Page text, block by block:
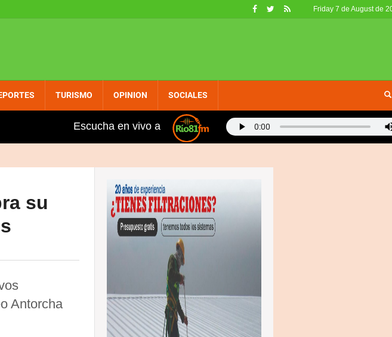
Friday 7 de August de
TURISMO OPINION SOCIALES
por nuevo récord en 400 metros planos: "Hablé con Kelvin para agilizar tu
Escucha en vivo a
su